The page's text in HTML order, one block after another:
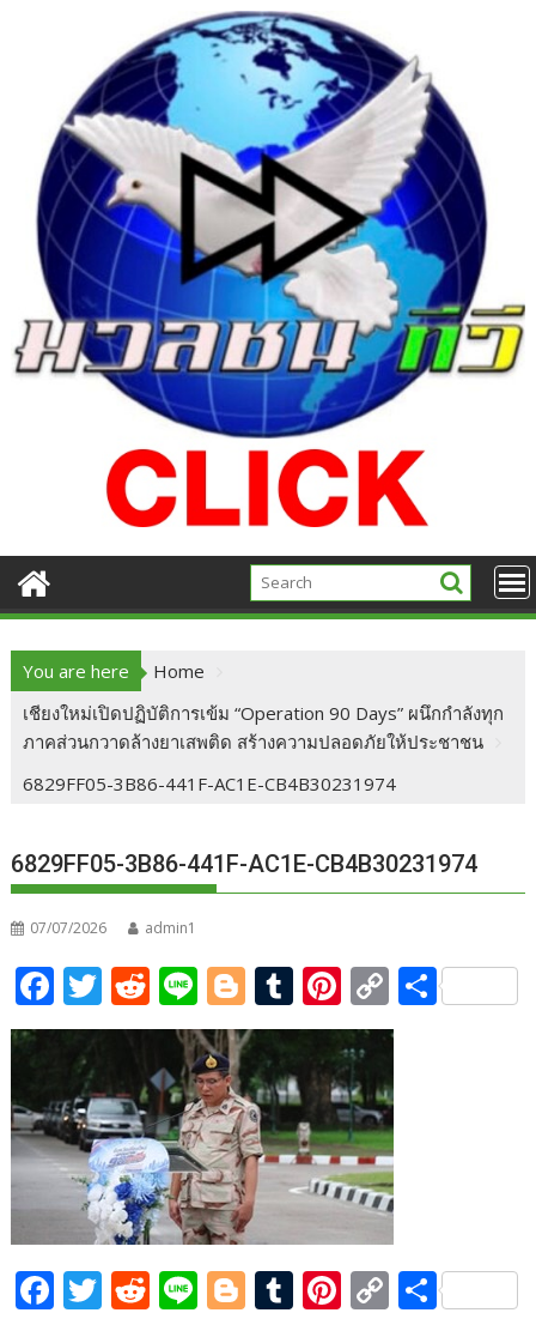
You are here
Home
เชียงใหม่เปิดปฏิบัติการเข้ม “Operation 90 Days” ผนึกกำลังทุก
ภาคส่วนกวาดล้างยาเสพติด สร้างความปลอดภัยให้ประชาชน
6829FF05-3B86-441F-AC1E-CB4B30231974
6829FF05-3B86-441F-AC1E-CB4B30231974
07/07/2026 admin1
F
ac
b
o
o
k
T
w
er
R
e
d
di
t
Li
n
e
Bl
o
g
g
er
T
u
m
bl
r
Pi
nt
er
e
st
C
o
y
Li
n
k
S
F T R Li Bl T Pi C S